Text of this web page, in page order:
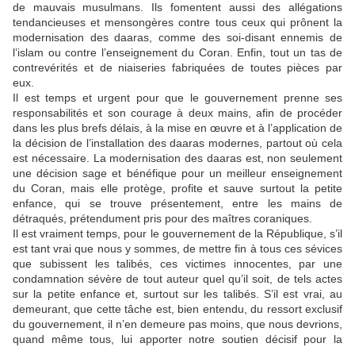
de mauvais musulmans. Ils fomentent aussi des allégations
tendancieuses et mensongères contre tous ceux qui prônent la
modernisation des daaras, comme des soi-disant ennemis de
l’islam ou contre l’enseignement du Coran. Enfin, tout un tas de
contrevérités et de niaiseries fabriquées de toutes pièces par
eux.
Il est temps et urgent pour que le gouvernement prenne ses
responsabilités et son courage à deux mains, afin de procéder
dans les plus brefs délais, à la mise en œuvre et à l’application de
la décision de l’installation des daaras modernes, partout où cela
est nécessaire. La modernisation des daaras est, non seulement
une décision sage et bénéfique pour un meilleur enseignement
du Coran, mais elle protège, profite et sauve surtout la petite
enfance, qui se trouve présentement, entre les mains de
détraqués, prétendument pris pour des maîtres coraniques.
Il est vraiment temps, pour le gouvernement de la République, s’il
est tant vrai que nous y sommes, de mettre fin à tous ces sévices
que subissent les talibés, ces victimes innocentes, par une
condamnation sévère de tout auteur quel qu’il soit, de tels actes
sur la petite enfance et, surtout sur les talibés. S’il est vrai, au
demeurant, que cette tâche est, bien entendu, du ressort exclusif
du gouvernement, il n’en demeure pas moins, que nous devrions,
quand même tous, lui apporter notre soutien décisif pour la